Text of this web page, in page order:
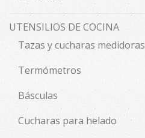
UTENSILIOS DE COCINA
Tazas y cucharas medidoras
Termómetros
Básculas
Cucharas para helado